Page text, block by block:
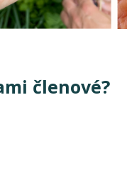
členové?